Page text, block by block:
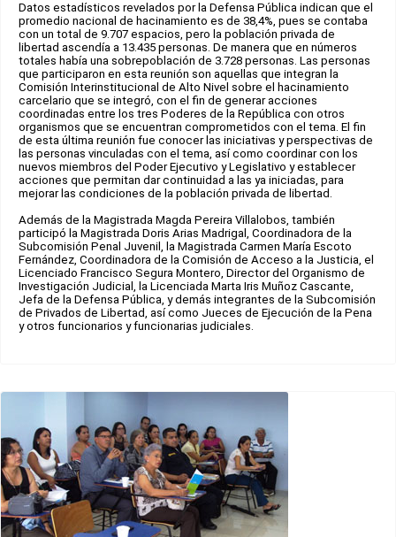
Datos estadísticos revelados por la Defensa Pública indican que el
promedio nacional de hacinamiento es de 38,4%, pues se contaba
con un total de 9.707 espacios, pero la población privada de
libertad ascendía a 13.435 personas. De manera que en números
totales había una sobrepoblación de 3.728 personas. Las personas
que participaron en esta reunión son aquellas que integran la
Comisión Interinstitucional de Alto Nivel sobre el hacinamiento
carcelario que se integró, con el fin de generar acciones
coordinadas entre los tres Poderes de la República con otros
organismos que se encuentran comprometidos con el tema. El fin
de esta última reunión fue conocer las iniciativas y perspectivas de
las personas vinculadas con el tema, así como coordinar con los
nuevos miembros del Poder Ejecutivo y Legislativo y establecer
acciones que permitan dar continuidad a las ya iniciadas, para
mejorar las condiciones de la población privada de libertad.
Además de la Magistrada Magda Pereira Villalobos, también
participó la Magistrada Doris Arias Madrigal, Coordinadora de la
Subcomisión Penal Juvenil, la Magistrada Carmen María Escoto
Fernández, Coordinadora de la Comisión de Acceso a la Justicia, el
Licenciado Francisco Segura Montero, Director del Organismo de
Investigación Judicial, la Licenciada Marta Iris Muñoz Cascante,
Jefa de la Defensa Pública, y demás integrantes de la Subcomisión
de Privados de Libertad, así como Jueces de Ejecución de la Pena
y otros funcionarios y funcionarias judiciales.